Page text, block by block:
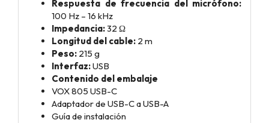
Respuesta de frecuencia del micrófono:
100 Hz – 16 kHz
Impedancia:32 Ω
Longitud del cable: 2 m
Peso: 215 g
Interfaz:USB
Contenido del embalaje
VOX 805 USB-C
Adaptador de USB-C a USB-A
Guía de instalación